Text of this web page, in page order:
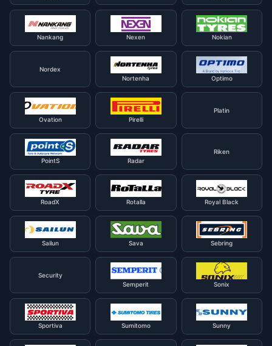
Nankang Nexen Nokian
Nordex
Nortenha
Optimo
Ovation Pirelli
Platin
PointS Radar
Riken
RoadX Rotalla Royal Black
Sailun Sava Sebring
Security
Semperit
Sonix
Sportiva Sumitomo Sunny